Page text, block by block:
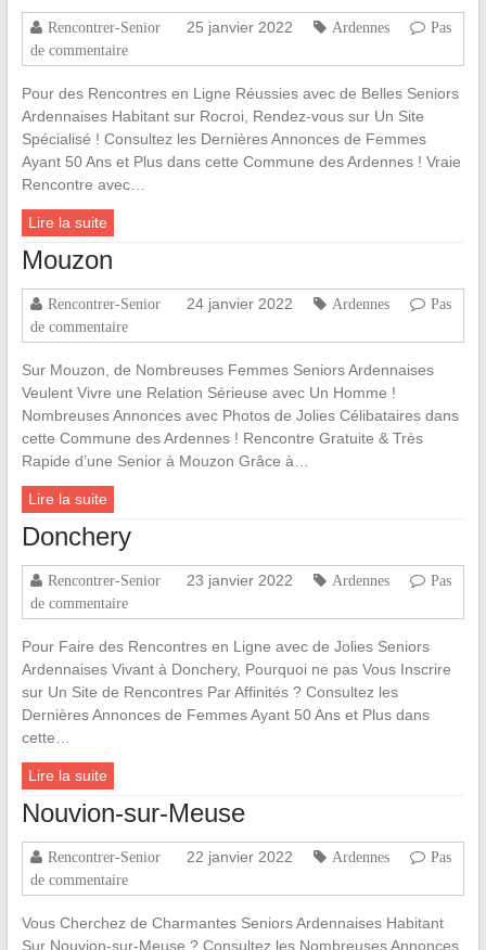
Rencontrer-Senior 25 janvier 2022 Ardennes
Pas
de commentaire
Pour des Rencontres en Ligne Réussies avec de Belles Seniors
Ardennaises Habitant sur Rocroi, Rendez-vous sur Un Site
Spécialisé ! Consultez les Dernières Annonces de Femmes
Ayant 50 Ans et Plus dans cette Commune des Ardennes ! Vraie
Rencontre avec…
Lire la suite
Mouzon
Rencontrer-Senior 24 janvier 2022 Ardennes
Pas
de commentaire
Sur Mouzon, de Nombreuses Femmes Seniors Ardennaises
Veulent Vivre une Relation Sérieuse avec Un Homme !
Nombreuses Annonces avec Photos de Jolies Célibataires dans
cette Commune des Ardennes ! Rencontre Gratuite & Très
Rapide d’une Senior à Mouzon Grâce à…
Lire la suite
Donchery
Rencontrer-Senior 23 janvier 2022 Ardennes
Pas
de commentaire
Pour Faire des Rencontres en Ligne avec de Jolies Seniors
Ardennaises Vivant à Donchery, Pourquoi ne pas Vous Inscrire
sur Un Site de Rencontres Par Affinités ? Consultez les
Dernières Annonces de Femmes Ayant 50 Ans et Plus dans
cette…
Lire la suite
Nouvion-sur-Meuse
Rencontrer-Senior 22 janvier 2022 Ardennes
Pas
de commentaire
Vous Cherchez de Charmantes Seniors Ardennaises Habitant
Sur Nouvion-sur-Meuse ? Consultez les Nombreuses Annonces